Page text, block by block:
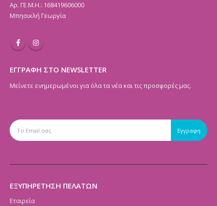
Αρ. ΓΕ.Μ.Η.: 168419606000
Μπησικλή Γεωργία
ΕΓΓΡΑΦΗ ΣΤΟ NEWSLETTER
Μείνετε ενημερωμένοι για όλα τα νέα και τις προσφορές μας.
ΕΞΥΠΗΡΕΤΗΣΗ ΠΕΛΑΤΩΝ
Εταιρεία